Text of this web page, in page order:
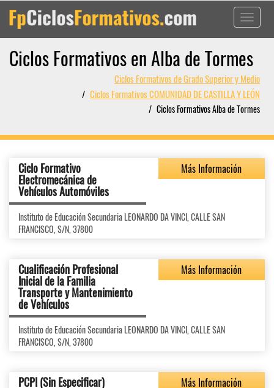
Toggle
Ciclos Formativos en Alba de Tormes
Ciclos Formativos de Grado Superior y Medio
Ciclos Formativos COMUNIDAD DE CASTILLA Y LEÓN
Ciclos Formativos Alba de Tormes
Ciclo Formativo
Electromecánica de
Vehículos Automóviles
Más Información
Instituto de Educación Secundaria LEONARDO DA VINCI, CALLE SAN
FRANCISCO, S/N, 37800
Cualificación Profesional
Inicial de la Familia
Transporte y Mantenimiento
de Vehículos
Más Información
Instituto de Educación Secundaria LEONARDO DA VINCI, CALLE SAN
FRANCISCO, S/N, 37800
PCPI (Sin Especificar) Más Información